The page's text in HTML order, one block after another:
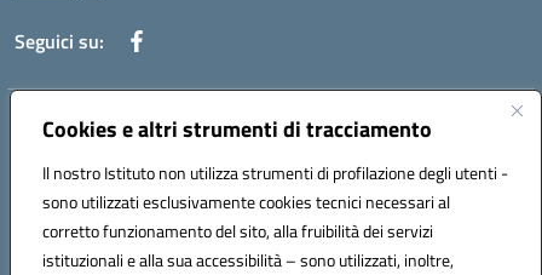
Cookies e altri strumenti di tracciamento
Il nostro Istituto non utilizza strumenti di profilazione degli utenti -
sono utilizzati esclusivamente cookies tecnici necessari al
corretto funzionamento del sito, alla fruibilità dei servizi
istituzionali e alla sua accessibilità – sono utilizzati, inoltre,
Seguici su:
Indirizzo:Via Magna Grecia, 1 - 70026 Modugno (Bari)
Posta elettronica certificata (PEC):baic8ap005@pec.istruzione.it
Codice fiscale: 93548950729
Codice meccanografico: BAIC8AP005